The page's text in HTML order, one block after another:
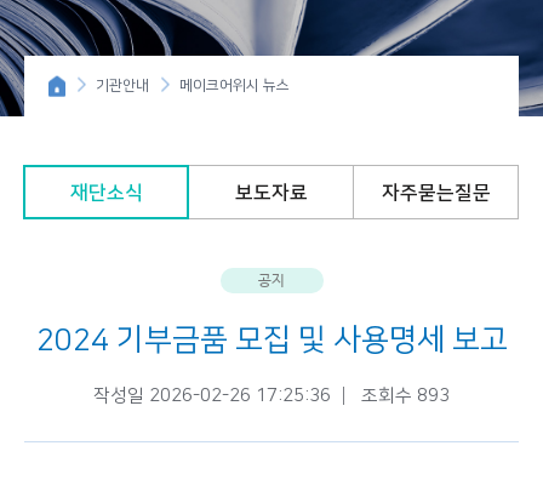
기관안내 메이크어위시 뉴스
재단소식 보도자료 자주묻는질문
공지
2024 기부금품 모집 및 사용명세 보고
작성일 2026-02-26 17:25:36 조회수 893